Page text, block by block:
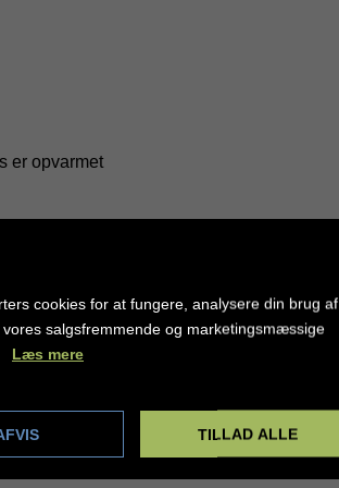
er opvarmet
i glas.
ekstra
cookies for at fungere, analysere din brug af
salgsfremmende og marketingsmæssige
Læs mere
TILLAD ALLE